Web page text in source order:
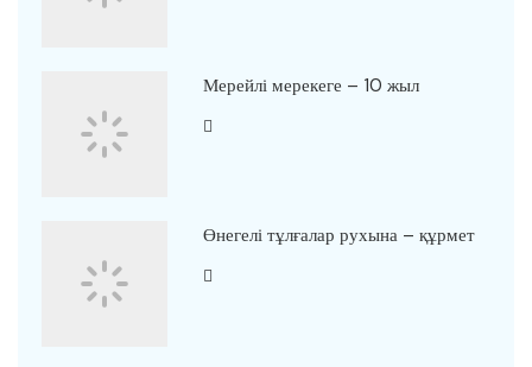
Мерейлі мерекеге – 10 жыл
Өнегелі тұлғалар рухына – құрмет